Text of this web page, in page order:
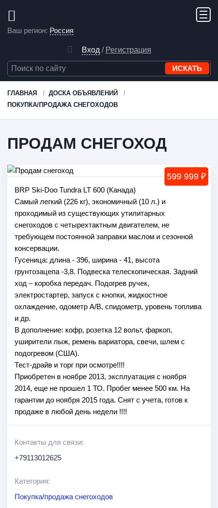
Ваш регион: Россия
Вход / Регистрация
ГЛАВНАЯ
ДОСКА ОБЪЯВЛЕНИЙ
ПОКУПКА/ПРОДАЖА СНЕГОХОДОВ
ПРОДАМ СНЕГОХОД
599 999 ₽
BRP Ski-Doo Tundra LT 600 (Канада)
Самый легкий (226 кг), экономичный (10 л.) и
проходимый из существующих утилитарных
снегоходов с четырехтактным двигателем, не
требующем постоянной заправки маслом и сезонной
консервации.
Гусеница: длина - 396, ширина - 41, высота
грунтозацепа -3,8. Подвеска телескопическая. Задний
ход – коробка передач. Подогрев ручек,
электростартер, запуск с кнопки, жидкостное
охлаждение, одометр А/В, спидометр, уровень топлива
и др.
В дополнение: кофр, розетка 12 вольт, фаркоп,
уширители лыж, ремень вариатора, свечи, шлем с
подогревом (США).
Тест-драйв и торг при осмотре!!!!
Приобретен в ноябре 2013, эксплуатация с ноября
2014, еще не прошел 1 ТО. Пробег менее 500 км. На
гарантии до ноября 2015 года. Снят с учета, готов к
продаже в любой день недели !!!!
Контакты для связи:
+79113012625
Категория:
Покупка/продажа снегоходов